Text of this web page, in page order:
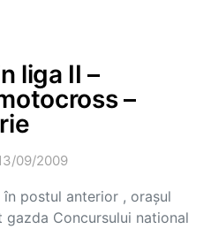
liga II –
–
09/2009
postul anterior , oraşul
Concursului national